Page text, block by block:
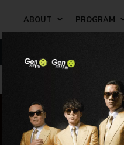
ABOUT PROGRAM